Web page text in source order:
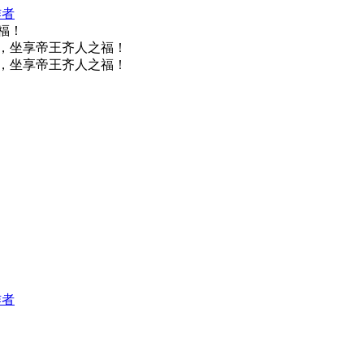
！
享帝王齐人之福！
享帝王齐人之福！